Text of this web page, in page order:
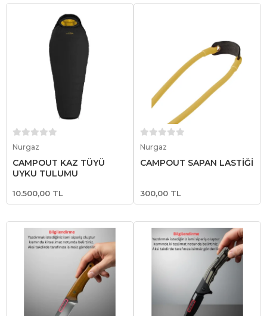
Nurgaz
CAMPOUT KAZ TÜYÜ
UYKU TULUMU
10.500,00 TL
Nurgaz
CAMPOUT SAPAN LASTİĞİ
300,00 TL